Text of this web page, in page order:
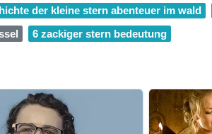
der kleine stern abenteuer im wald
6 zackiger stern bedeutung